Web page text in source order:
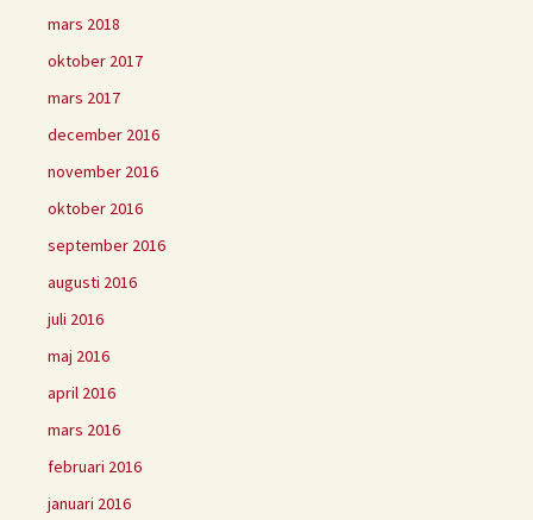
mars 2018
oktober 2017
mars 2017
december 2016
november 2016
oktober 2016
september 2016
augusti 2016
juli 2016
maj 2016
april 2016
mars 2016
februari 2016
januari 2016